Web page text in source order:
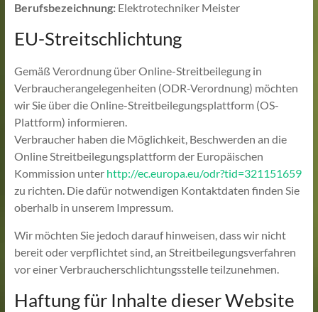
Berufsbezeichnung:Elektrotechniker Meister
EU-Streitschlichtung
Gemäß Verordnung über Online-Streitbeilegung in
Verbraucherangelegenheiten (ODR-Verordnung) möchten
wir Sie über die Online-Streitbeilegungsplattform (OS-
Plattform) informieren.
Verbraucher haben die Möglichkeit, Beschwerden an die
Online Streitbeilegungsplattform der Europäischen
Kommission unter http://ec.europa.eu/odr?tid=321151659
zu richten. Die dafür notwendigen Kontaktdaten finden Sie
oberhalb in unserem Impressum.
Wir möchten Sie jedoch darauf hinweisen, dass wir nicht
bereit oder verpflichtet sind, an Streitbeilegungsverfahren
vor einer Verbraucherschlichtungsstelle teilzunehmen.
Haftung für Inhalte dieser Website